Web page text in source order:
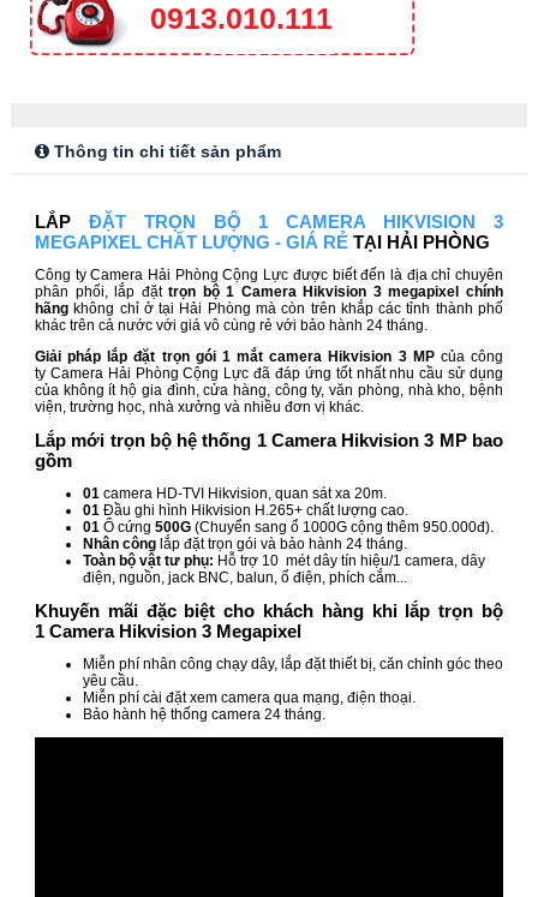
0913.010.111
Thông tin chi tiết sản phẩm
LẮPĐẶT TRỌN BỘ 1 CAMERA HIKVISION 3
MEGAPIXEL CHẤT LƯỢNG - GIÁ RẺTẠI HẢI PHÒNG
Công ty Camera Hải Phòng Cộng Lực được biết đến là địa chỉ chuyên
phân phối, lắp đặttrọn bộ 1 Camera Hikvision 3 megapixel chính
hãngkhông chỉ ở tại Hải Phòng mà còn trên khắp các tỉnh thành phố
khác trên cả nước với giá vô cùng rẻ với bảo hành 24 tháng.
Giải pháp lắp đặt trọn gói 1 mắt camera Hikvision 3 MPcủa công
ty Camera Hải Phòng Cộng Lực đã đáp ứng tốt nhất nhu cầu sử dụng
của không ít hộ gia đình, cửa hàng, công ty, văn phòng, nhà kho, bệnh
viện, trường học, nhà xưởng và nhiều đơn vị khác.
Lắp mới trọn bộ hệ thống 1 Camera Hikvision 3 MP bao
gồm
01 camera HD-TVI Hikvision, quan sát xa 20m.
01Đầu ghi hình Hikvision H.265+ chất lượng cao.
01Ổ cứng 500G(Chuyển sang ổ 1000G cộng thêm 950.000đ).
Nhân cônglắp đặt trọn gói và bảo hành 24 tháng.
Toàn bộ vật tư phụ: Hỗ trợ 10 mét dây tín hiệu/1 camera, dây
điện, nguồn, jack BNC, balun, ổ điện, phích cắm...
Khuyến mãi đặc biệt cho khách hàng khi lắp trọn bộ
1 Camera Hikvision 3 Megapixel
Miễn phí nhân công chạy dây, lắp đặt thiết bị, căn chỉnh góc theo
yêu cầu.
Miễn phí cài đặt xem camera qua mạng, điện thoại.
Bảo hành hệ thống camera 24 tháng.